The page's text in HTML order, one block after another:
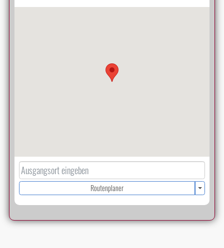
Routenplaner